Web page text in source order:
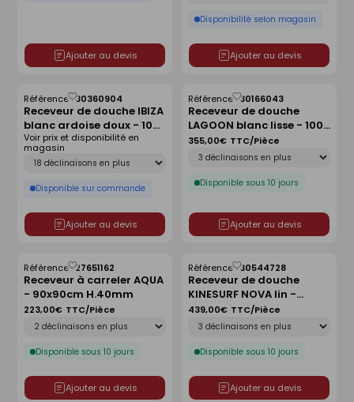
Ajouter au devis
Disponibilité selon magasin
Ajouter au devis
Receveur de douche IBIZA
blanc ardoise doux - 100
x 100 cm
Référence :30360904
Déclinaison
Disponible sur commande
Voir prix et disponibilité en
magasin
Ajouter au devis
Enregistrer
comme
liste
Receveur de douche
LAGOON blanc lisse - 100
x 80 cm
Référence :30166043
Disponible sous 10 jours
355,00€ TTC/Pièce
Ajouter au devis
Enregistrer
comme
liste
Receveur à carreler AQUA
- 90x90cm H.40mm
Référence :27651162
Disponible sous 10 jours
223,00€ TTC/Pièce
Ajouter au devis
Enregistrer
comme
liste
Receveur de douche
KINESURF NOVA lin -
120x90 cm
Référence :30544728
Disponible sous 10 jours
439,00€ TTC/Pièce
Ajouter au devis
Enregistrer
comme
liste